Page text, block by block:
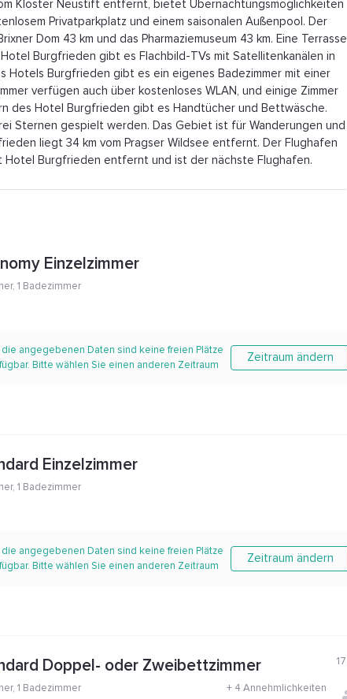
Kloster Neustift entfernt, bietet Übernachtungsmöglichkeiten
Privatparkplatz und einem saisonalen Außenpool. Der
Dom 43 km und das Pharmaziemuseum 43 km. Eine Terrasse
Burgfrieden gibt es Flachbild-TVs mit Satellitenkanälen in
Hotels Burgfrieden gibt es ein eigenes Badezimmer mit einer
verfügen auch über kostenloses WLAN, und einige Zimmer
des Hotel Burgfrieden gibt es Handtücher und Bettwäsche.
Sternen gespielt werden. Das Gebiet ist für Wanderungen und
liegt 34 km vom Pragser Wildsee entfernt. Der Flughafen
Hotel Burgfrieden entfernt und ist der nächste Flughafen.
Einzelzimmer
, 1 Badezimmer
die angegebenen Daten sind keine freien Plätze
Bitte wählen Sie einen anderen Zeitraum
Zeitraum ändern
Einzelzimmer
, 1 Badezimmer
die angegebenen Daten sind keine freien Plätze
Bitte wählen Sie einen anderen Zeitraum
Zeitraum ändern
Doppel- oder Zweibettzimmer 17
, 1 Badezimmer + 4 Annehmlichkeiten